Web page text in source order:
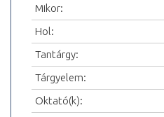
Mikor:
Hol:
Tantárgy:
Tárgyelem:
Oktató(k):